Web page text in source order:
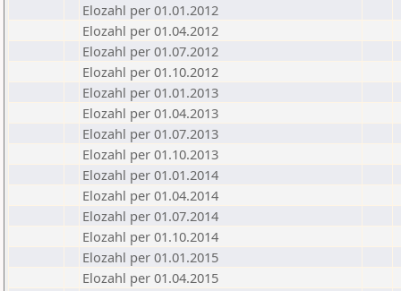
Elozahl per 01.01.2012
Elozahl per 01.04.2012
Elozahl per 01.07.2012
Elozahl per 01.10.2012
Elozahl per 01.01.2013
Elozahl per 01.04.2013
Elozahl per 01.07.2013
Elozahl per 01.10.2013
Elozahl per 01.01.2014
Elozahl per 01.04.2014
Elozahl per 01.07.2014
Elozahl per 01.10.2014
Elozahl per 01.01.2015
Elozahl per 01.04.2015